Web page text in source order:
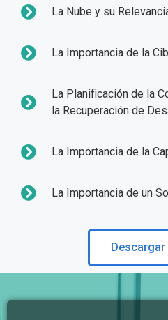
La Nube y su
La Importancia de la
La Planificación de la
la Recuperación de
La Importancia de la
La Importancia de un